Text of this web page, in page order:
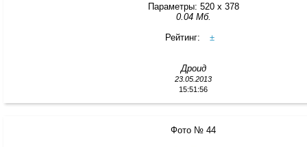
Параметры: 520 x 378
0.04 Мб.
Рейтинг:
±
Дроид
23.05.2013
15:51:56
Фото № 44